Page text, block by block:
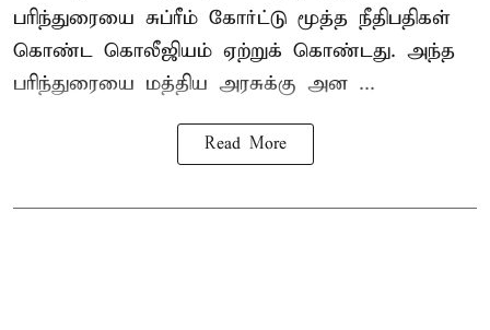
பரிந்துரையை சுப்ரீம் கோர்ட்டு மூத்த நீதிபதிகள்
கொண்ட கொலீஜியம் ஏற்றுக் கொண்டது. அந்த
பரிந்துரையை மத்திய அரசுக்கு அன ...
Read More